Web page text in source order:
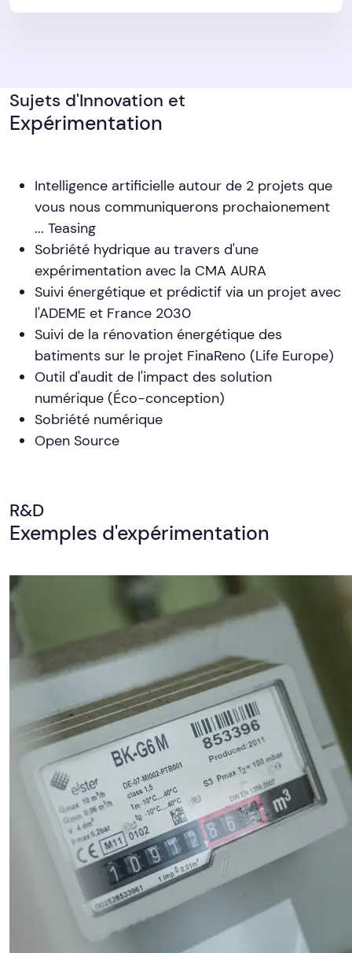
Sujets d'Innovation et
Expérimentation
Intelligence artificielle autour de 2 projets que
vous nous communiquerons prochaionement
... Teasing
Sobriété hydrique au travers d'une
expérimentation avec la CMA AURA
Suivi énergétique et prédictif via un projet avec
l'ADEME et France 2030
Suivi de la rénovation énergétique des
batiments sur le projet FinaReno (Life Europe)
Outil d'audit de l'impact des solution
numérique (Éco-conception)
Sobriété numérique
Open Source
R&D
Exemples d'expérimentation